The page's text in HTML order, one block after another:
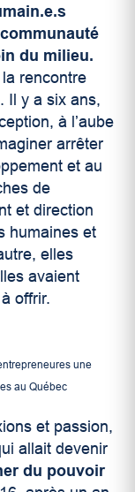
du milieu.
rencontre
Il y a six ans,
à l’aube
arrêter
et au
de
et direction
humaines et
elles
avaient
offrir.
une
au Québec
et passion,
allait devenir
du pouvoir